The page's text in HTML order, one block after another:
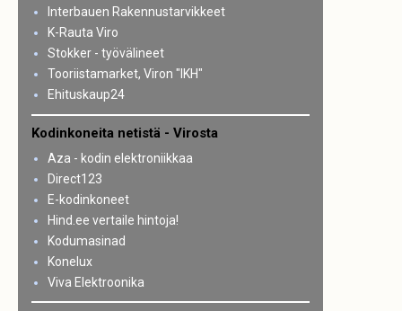
Interbauen Rakennustarvikkeet
K-Rauta Viro
Stokker - työvälineet
Tooriistamarket, Viron "IKH"
Ehituskaup24
Kodinkoneita netistä - Virosta
Aza - kodin elektroniikkaa
Direct123
E-kodinkoneet
Hind.ee vertaile hintoja!
Kodumasinad
Konelux
Viva Elektroonika